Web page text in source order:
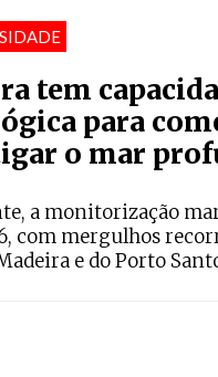
tem
para
o mar
a monitorização
com mergulhos
e do Porto